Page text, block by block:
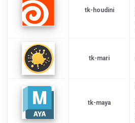
tk-houdini
tk-mari
tk-maya